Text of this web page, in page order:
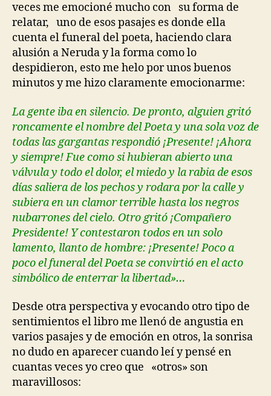
veces me emocioné mucho con su forma de
relatar, uno de esos pasajes es donde ella
cuenta el funeral del poeta, haciendo clara
alusión a Neruda y la forma como lo
despidieron, esto me helo por unos buenos
minutos y me hizo claramente emocionarme:
La gente iba en silencio. De pronto, alguien gritó
roncamente el nombre del Poeta y una sola voz de
todas las gargantas respondió ¡Presente! ¡Ahora
y siempre! Fue como si hubieran abierto una
válvula y todo el dolor, el miedo y la rabia de esos
días saliera de los pechos y rodara por la calle y
subiera en un clamor terrible hasta los negros
nubarrones del cielo. Otro gritó ¡Compañero
Presidente! Y contestaron todos en un solo
lamento, llanto de hombre: ¡Presente! Poco a
poco el funeral del Poeta se convirtió en el acto
simbólico de enterrar la libertad»…
Desde otra perspectiva y evocando otro tipo de
sentimientos el libro me llenó de angustia en
varios pasajes y de emoción en otros, la sonrisa
no dudo en aparecer cuando leí y pensé en
cuantas veces yo creo que «otros» son
maravillosos: